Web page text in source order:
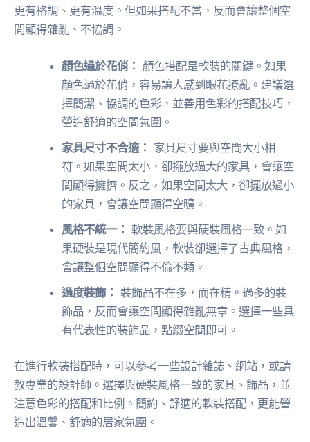
更有格調、更有溫度。但如果搭配不當，反而會讓整個空
間顯得雜亂、不協調。
顏色過於花俏： 顏色搭配是軟裝的關鍵。如果
顏色過於花俏，容易讓人感到眼花撩亂。建議選
擇簡潔、協調的色彩，並善用色彩的搭配技巧，
營造舒適的空間氛圍。
家具尺寸不合適： 家具尺寸要與空間大小相
符。如果空間太小，卻擺放過大的家具，會讓空
間顯得擁擠。反之，如果空間太大，卻擺放過小
的家具，會讓空間顯得空曠。
風格不統一： 軟裝風格要與硬裝風格一致。如
果硬裝是現代簡約風，軟裝卻選擇了古典風格，
會讓整個空間顯得不倫不類。
過度裝飾： 裝飾品不在多，而在精。過多的裝
飾品，反而會讓空間顯得雜亂無章。選擇一些具
有代表性的裝飾品，點綴空間即可。
在進行軟裝搭配時，可以參考一些設計雜誌、網站，或請
教專業的設計師。選擇與硬裝風格一致的家具、飾品，並
注意色彩的搭配和比例。簡約、舒適的軟裝搭配，更能營
造出溫馨、舒適的居家氛圍。